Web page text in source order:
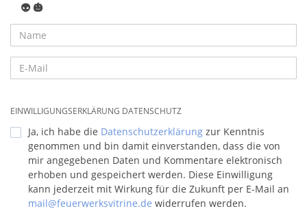
👽 🎃
EINWILLIGUNGSERKLÄRUNG DATENSCHUTZ
Ja, ich habe die Datenschutzerklärung zur Kenntnis
genommen und bin damit einverstanden, dass die von
mir angegebenen Daten und Kommentare elektronisch
erhoben und gespeichert werden. Diese Einwilligung
kann jederzeit mit Wirkung für die Zukunft per E-Mail an
mail@feuerwerksvitrine.de widerrufen werden.